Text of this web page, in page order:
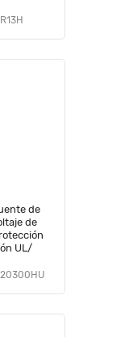
de
de
UL/